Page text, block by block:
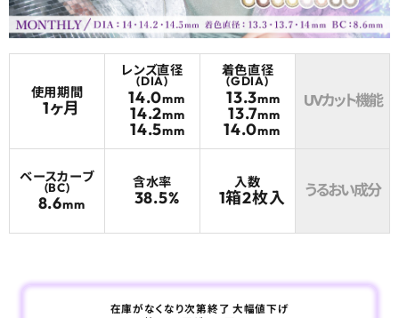
よくあるご質問
使用期間
1ヶ月
レンズ直径
(DIA)
14.0mm
14.2mm
14.5mm
着色直径
(GDIA)
13.3mm
13.7mm
14.0mm
UVカット機能
ベースカーブ
(BC)
8.6mm
含水率
38.5%
入数
1箱2枚入 うるおい成分
在庫がなくなり次第終了 大幅値下げ